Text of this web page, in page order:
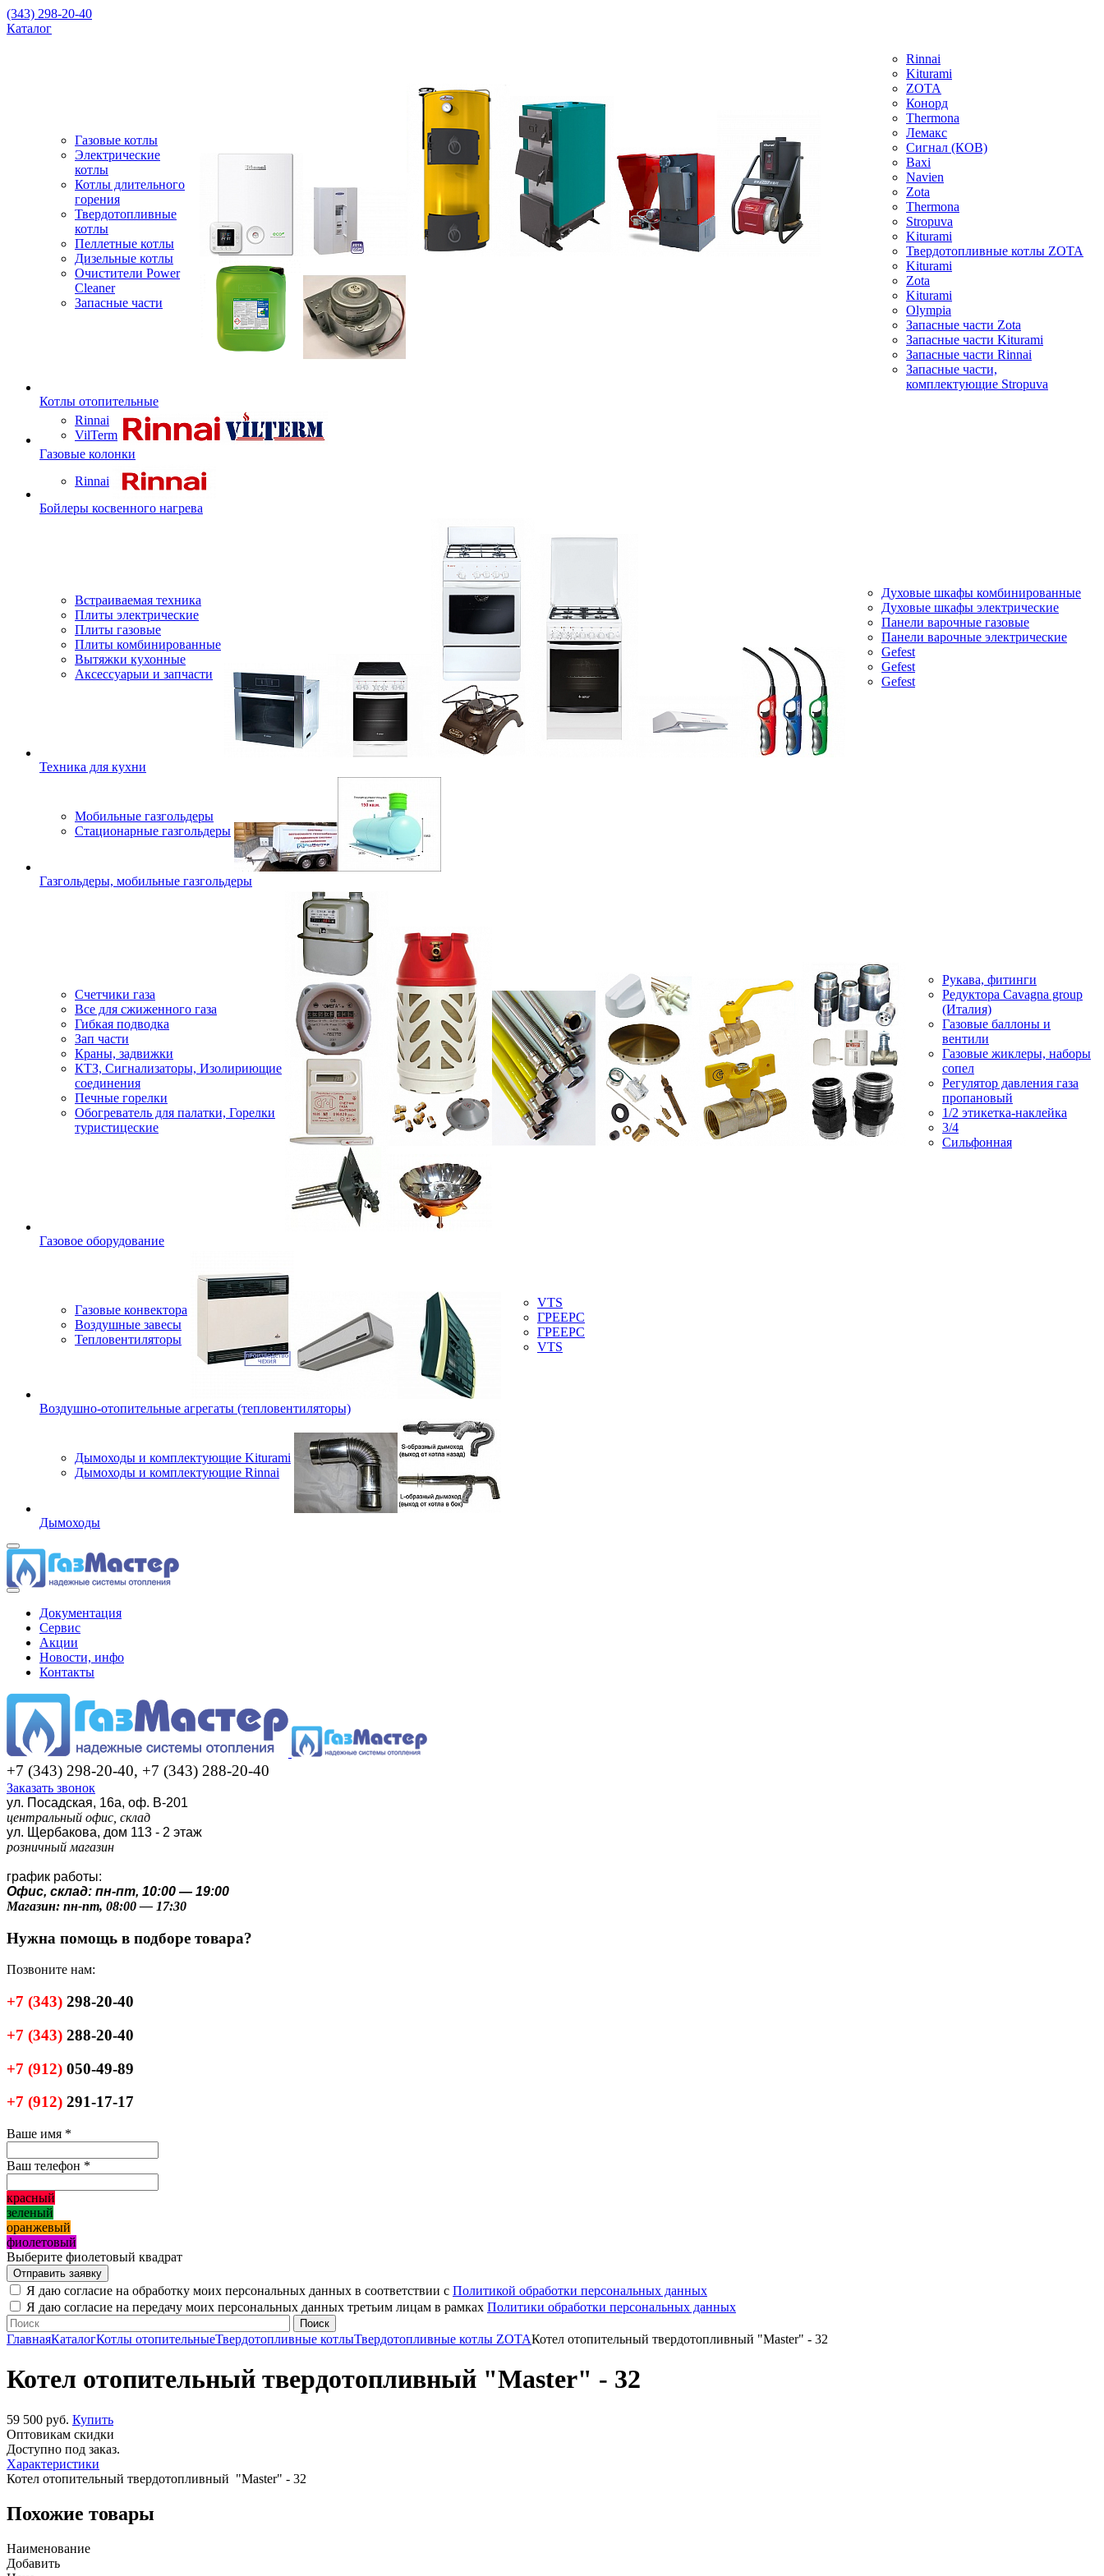
(343) 298-20-40
Каталог
Газовые котлы
Электрические
котлы
Котлы длительного
горения
Твердотопливные
котлы
Пеллетные котлы
Дизельные котлы
Очистители Power
Cleaner
Запасные части
Rinnai
Kiturami
ZOTA
Конорд
Thermona
Лемакс
Сигнал (КОВ)
Baxi
Navien
Zota
Thermona
Stropuva
Kiturami
Твердотопливные котлы ZOTA
Kiturami
Zota
Kiturami
Olympia
Запасные части Zota
Запасные части Kiturami
Запасные части Rinnai
Запасные части,
комплектующие Stropuva
Котлы отопительные
Rinnai
VilTerm
Газовые колонки
Rinnai
Бойлеры косвенного нагрева
Встраиваемая техника
Плиты электрические
Плиты газовые
Плиты комбинированные
Вытяжки кухонные
Аксессуарыи и запчасти
Духовые шкафы комбинированные
Духовые шкафы электрические
Панели варочные газовые
Панели варочные электрические
Gefest
Gefest
Gefest
Техника для кухни
Мобильные газгольдеры
Стационарные газгольдеры
Газгольдеры, мобильные газгольдеры
Счетчики газа
Все для сжиженного газа
Гибкая подводка
Зап части
Краны, задвижки
КТЗ, Сигнализаторы, Изолириющие
соединения
Печные горелки
Обогреватель для палатки, Горелки
туристицеские
Рукава, фитинги
Редуктора Cavagna group
(Италия)
Газовые баллоны и
вентили
Газовые жиклеры, наборы
сопел
Регулятор давления газа
пропановый
1/2 этикетка-наклейка
3/4
Сильфонная
Газовое оборудование
Газовые конвектора
Воздушные завесы
Тепловентиляторы
VTS
ГРЕЕРС
ГРЕЕРС
VTS
Воздушно-отопительные агрегаты (тепловентиляторы)
Дымоходы и комплектующие Kiturami
Дымоходы и комплектующие Rinnai
Дымоходы
Документация
Сервис
Акции
Новости, инфо
Контакты
+7 (343) 298-20-40, +7 (343) 288-20-40
Заказать звонок
ул. Посадская, 16а, оф. В-201
центральный офис, склад
ул. Щербакова, дом 113 - 2 этаж
розничный магазин
график работы:
Офис, склад: пн-пт, 10:00 — 19:00
Магазин: пн-пт, 08:00 — 17:30
Нужна помощь в подборе товара?
Позвоните нам:
+7 (343) 298-20-40
+7 (343) 288-20-40
+7 (912) 050-49-89
+7 (912) 291-17-17
Ваше имя *
Ваш телефон *
красный
зеленый
оранжевый
фиолетовый
Выберите фиолетовый квадрат
Я даю согласие на обработку моих персональных данных в соответствии с Политикой обработки персональных данных
Я даю согласие на передачу моих персональных данных третьим лицам в рамках Политики обработки персональных данных
ГлавнаяКаталогКотлы отопительныеТвердотопливные котлыТвердотопливные котлы ZOTAКотел отопительный твердотопливный "Master" - 32
Котел отопительный твердотопливный "Master" - 32
59 500 руб. Купить
Оптовикам скидки
Доступно под заказ.
Характеристики
Котел отопительный твердотопливный "Master" - 32
Похожие товары
Наименование
Добавить